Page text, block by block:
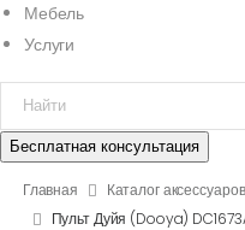
Мебель
Услуги
Бесплатная консультация
Главная Каталог аксессуаров
Пульт Дуйя (Dooya)